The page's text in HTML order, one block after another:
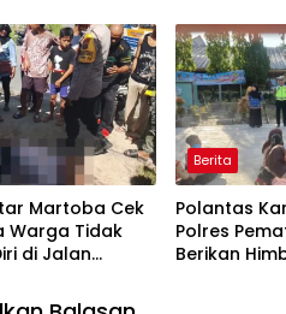
Martoba Cek
Warga Tidak
di Jalan
Berita
Polantas
Polres
Berikan